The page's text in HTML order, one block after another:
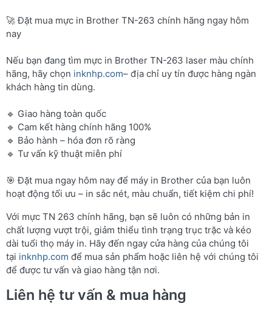
🚀 Đặt mua mực in Brother TN-263 chính hãng ngay hôm
nay
Nếu bạn đang tìm mực in Brother TN-263 laser màu chính
hãng, hãy chọn inknhp.com– địa chỉ uy tín được hàng ngàn
khách hàng tin dùng.
🔹 Giao hàng toàn quốc
🔹 Cam kết hàng chính hãng 100%
🔹 Bảo hành – hóa đơn rõ ràng
🔹 Tư vấn kỹ thuật miễn phí
🎯 Đặt mua ngay hôm nay để máy in Brother của bạn luôn
hoạt động tối ưu – in sắc nét, màu chuẩn, tiết kiệm chi phí!
Với mực TN 263 chính hãng, bạn sẽ luôn có những bản in
chất lượng vượt trội, giảm thiểu tình trạng trục trặc và kéo
dài tuổi thọ máy in. Hãy đến ngay cửa hàng của chúng tôi
tại inknhp.com để mua sản phẩm hoặc liên hệ với chúng tôi
để được tư vấn và giao hàng tận nơi.
Liên hệ tư vấn & mua hàng